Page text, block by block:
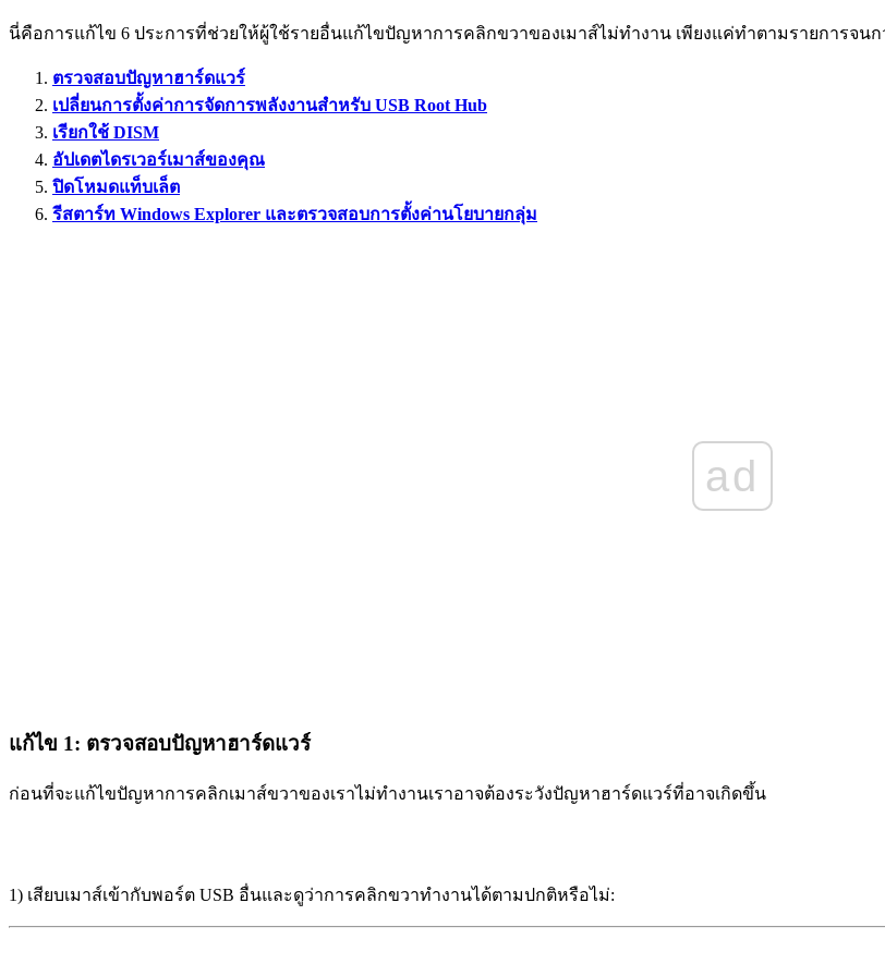
นี่คือการแก้ไข 6 ประการที่ช่วยให้ผู้ใช้รายอื่นแก้ไขปัญหาการคลิกขวาของเมาส์ไม่ทำงาน เพียงแค่ทำตามรายการจน
ตรวจสอบปัญหาฮาร์ดแวร์
เปลี่ยนการตั้งค่าการจัดการพลังงานสำหรับ USB Root Hub
เรียกใช้ DISM
อัปเดตไดรเวอร์เมาส์ของคุณ
ปิดโหมดแท็บเล็ต
รีสตาร์ท Windows Explorer และตรวจสอบการตั้งค่านโยบายกลุ่ม
ad
แก้ไข 1: ตรวจสอบปัญหาฮาร์ดแวร์
ก่อนที่จะแก้ไขปัญหาการคลิกเมาส์ขวาของเราไม่ทำงานเราอาจต้องระวังปัญหาฮาร์ดแวร์ที่อาจเกิดขึ้น
1) เสียบเมาส์เข้ากับพอร์ต USB อื่นและดูว่าการคลิกขวาทำงานได้ตามปกติหรือไม่: